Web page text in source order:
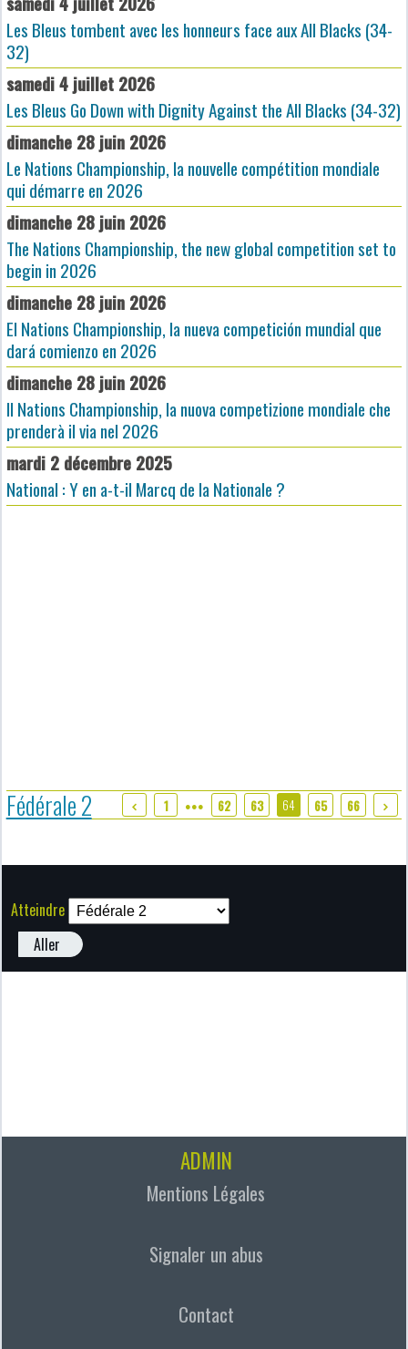
Les Bleus tombent avec les honneurs face aux All Blacks (34-
32)
samedi 4 juillet 2026
Les Bleus Go Down with Dignity Against the All Blacks (34-32)
dimanche 28 juin 2026
Le Nations Championship, la nouvelle compétition mondiale
qui démarre en 2026
dimanche 28 juin 2026
The Nations Championship, the new global competition set to
begin in 2026
dimanche 28 juin 2026
El Nations Championship, la nueva competición mundial que
dará comienzo en 2026
dimanche 28 juin 2026
Il Nations Championship, la nuova competizione mondiale che
prenderà il via nel 2026
mardi 2 décembre 2025
National : Y en a-t-il Marcq de la Nationale ?
Fédérale 2 1 ●●● 62 63 64 65 66
Atteindre
Aller
ADMIN
Mentions Légales
Signaler un abus
Contact